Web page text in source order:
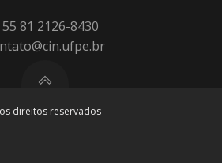
81 2126-8430
direitos reservados